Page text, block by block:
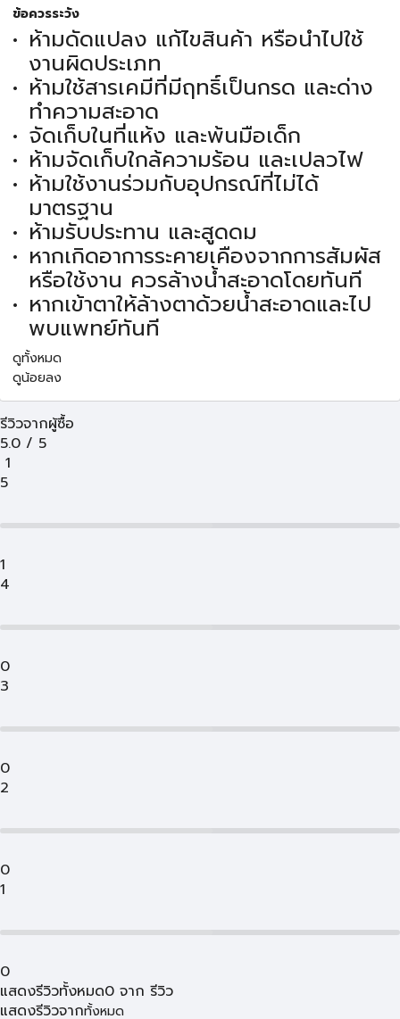
ข้อควรระวัง
ห้ามดัดแปลง แก้ไขสินค้า หรือนำไปใช้
งานผิดประเภท
ห้ามใช้สารเคมีที่มีฤทธิ์เป็นกรด และด่าง
ทำความสะอาด
จัดเก็บในที่แห้ง และพ้นมือเด็ก
ห้ามจัดเก็บใกล้ความร้อน และเปลวไฟ
ห้ามใช้งานร่วมกับอุปกรณ์ที่ไม่ได้
มาตรฐาน
ห้ามรับประทาน และสูดดม
หากเกิดอาการระคายเคืองจากการสัมผัส
หรือใช้งาน ควรล้างน้ำสะอาดโดยทันที
หากเข้าตาให้ล้างตาด้วยน้ำสะอาดและไป
พบแพทย์ทันที
ดูทั้งหมด
ดูน้อยลง
รีวิวจากผู้ซื้อ
5.0 / 5
1
5
1
4
0
3
0
2
0
1
0
แสดงรีวิวทั้งหมด0 จาก รีวิว
แสดงรีวิวจากทั้งหมด